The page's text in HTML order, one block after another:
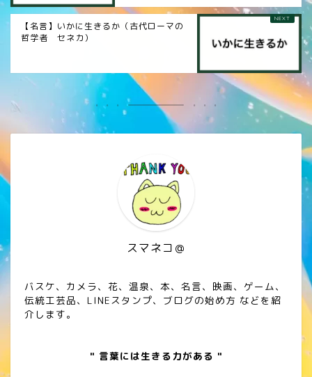
【名言】いかに生きるか（古代ローマの
哲学者 セネカ）
スマネコ＠
バスケ、カメラ、花、温泉、本、名言、映画、ゲーム、
伝統工芸品、LINEスタンプ、ブログの始め方 などを紹
介します。
" 言葉には生きる力がある "